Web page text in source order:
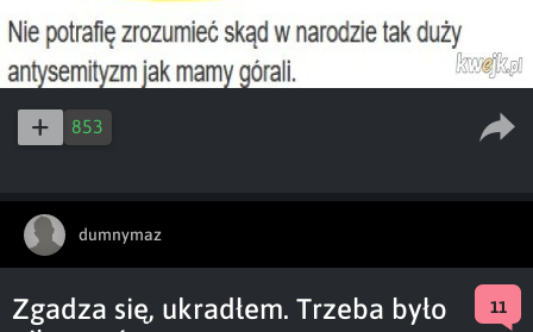
853
dumnymaz
Zgadza się, ukradłem. Trzeba było
11